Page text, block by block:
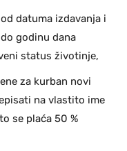
datuma izdavanja i
godinu dana
status životinje,
za kurban novi
na vlastito ime
se plaća 50 %